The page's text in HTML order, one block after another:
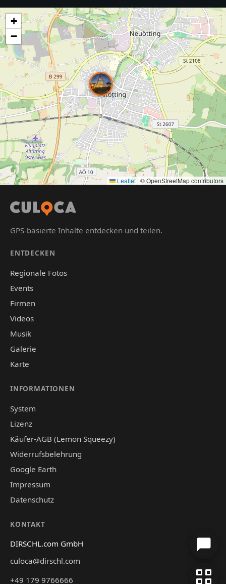
+
−
Leaflet | © OpenStreetMap contributors
GPS-basierte Inhalte entdecken und teilen.
ENTDECKEN
Regionale Fotos
Events
Firmen
Videos
Musik
Galerie
Karte
INFORMATIONEN
System
Lizenz
Käufer-AGB (Lemon Squeezy)
Widerrufsbelehrung
Google Earth
Impressum
Datenschutz
KONTAKT
DIRSCHL.com GmbH
culoca@dirschl.com
+49 179 9766666